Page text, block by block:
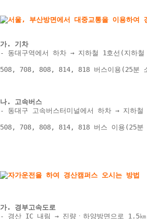
가. 기차
- 동대구역에서 하차 → 지하철 1호선(지하
508, 708, 808, 814, 818 버스이용(25분
나. 고속버스
- 동대구 고속버스터미널에서 하차 → 지하
508, 708, 808, 814, 818 버스 이용(25분
가. 경부고속도로
- 경산 IC 내림 → 진량ㆍ하양방면으로 1.5